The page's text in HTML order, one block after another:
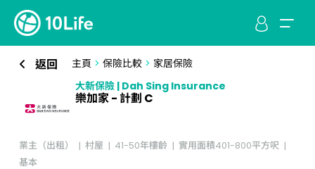
返回 主頁 > 保險比較> 家居保險
大新保險 | Dah Sing Insurance
樂加家 - 計劃 C
業主（出租） 村屋 41-50年樓齡
實用面積401-800平方呎
基本